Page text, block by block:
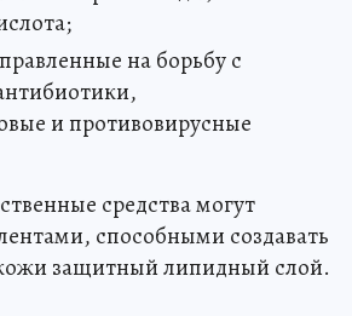
на борьбу с
и противовирусные
средства могут
способными создавать
защитный липидный слой.